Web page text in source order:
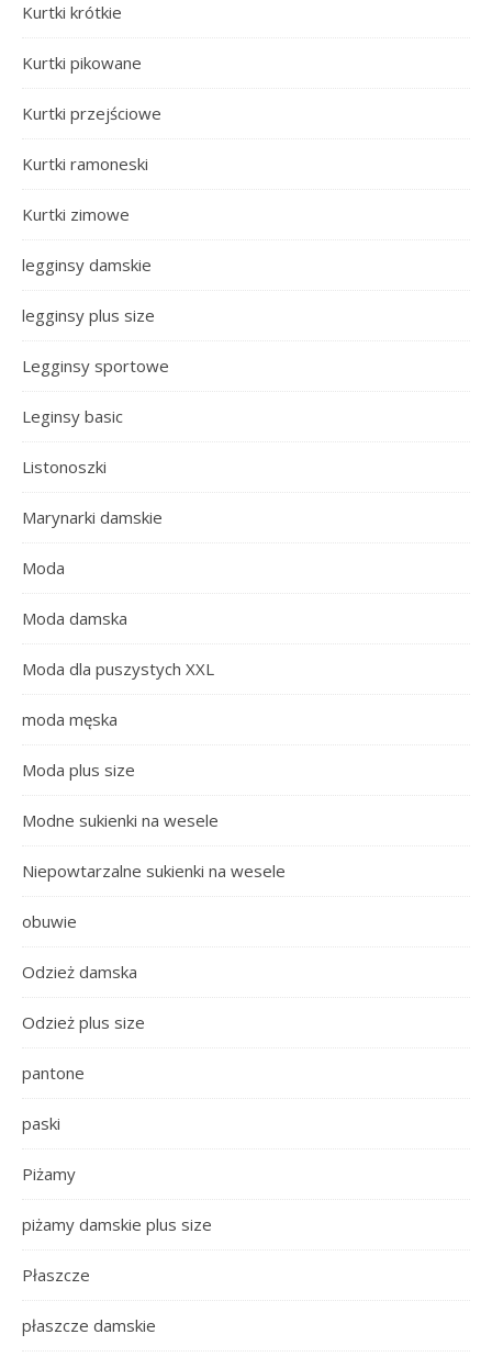
Kurtki krótkie
Kurtki pikowane
Kurtki przejściowe
Kurtki ramoneski
Kurtki zimowe
legginsy damskie
legginsy plus size
Legginsy sportowe
Leginsy basic
Listonoszki
Marynarki damskie
Moda
Moda damska
Moda dla puszystych XXL
moda męska
Moda plus size
Modne sukienki na wesele
Niepowtarzalne sukienki na wesele
obuwie
Odzież damska
Odzież plus size
pantone
paski
Piżamy
piżamy damskie plus size
Płaszcze
płaszcze damskie